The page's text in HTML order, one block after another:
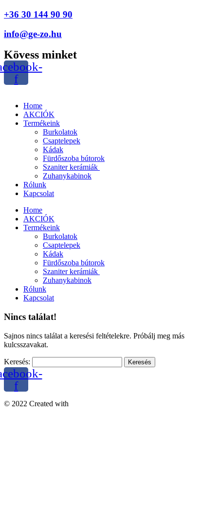
+36 30 144 90 90
info@ge-zo.hu
Kövess minket
f
Home
AKCIÓK
Termékeink
Burkolatok
Csaptelepek
Kádak
Fürdőszoba bútorok
Szaniter kerámiák
Zuhanykabinok
Rólunk
Kapcsolat
Home
AKCIÓK
Termékeink
Burkolatok
Csaptelepek
Kádak
Fürdőszoba bútorok
Szaniter kerámiák
Zuhanykabinok
Rólunk
Kapcsolat
Nincs találat!
Sajnos nincs találat a keresési feltételekre. Próbálj meg más
kulcsszavakat.
Keresés:
f
© 2022 Created with